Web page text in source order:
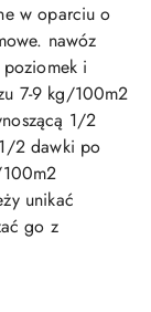
w oparciu o
nawóz
i
7-9 kg/100m2
1/2
2 dawki po
unikać
go z